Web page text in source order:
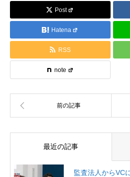
Post
Hatena
RSS
note
最近の記事
監査法人からVC